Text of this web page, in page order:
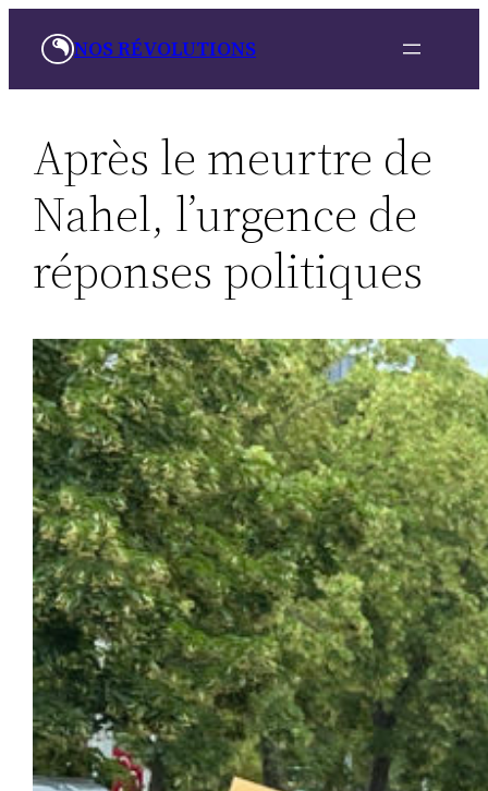
NOS RÉVOLUTIONS
Après le meurtre de
Nahel, l’urgence de
réponses politiques